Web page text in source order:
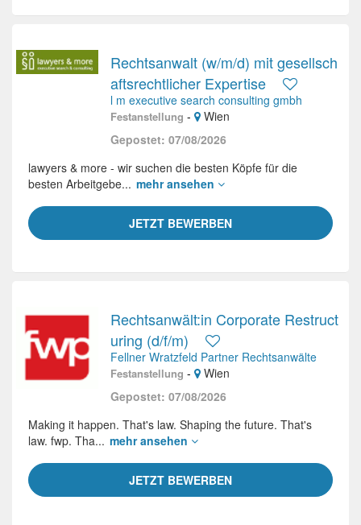
Rechtsanwalt (w/m/d) mit gesellsch
aftsrechtlicher Expertise
l m executive search consulting gmbh
Festanstellung -
Wien
Gepostet: 07/08/2026
JETZT BEWERBEN
lawyers & more - wir suchen die besten Köpfe für die
besten Arbeitgebe... mehr ansehen
Rechtsanwält:in Corporate Restruct
uring (d/f/m)
Fellner Wratzfeld Partner Rechtsanwälte
Festanstellung -
Wien
Gepostet: 07/08/2026
JETZT BEWERBEN
Making it happen. That's law. Shaping the future. That's
law. fwp. Tha... mehr ansehen